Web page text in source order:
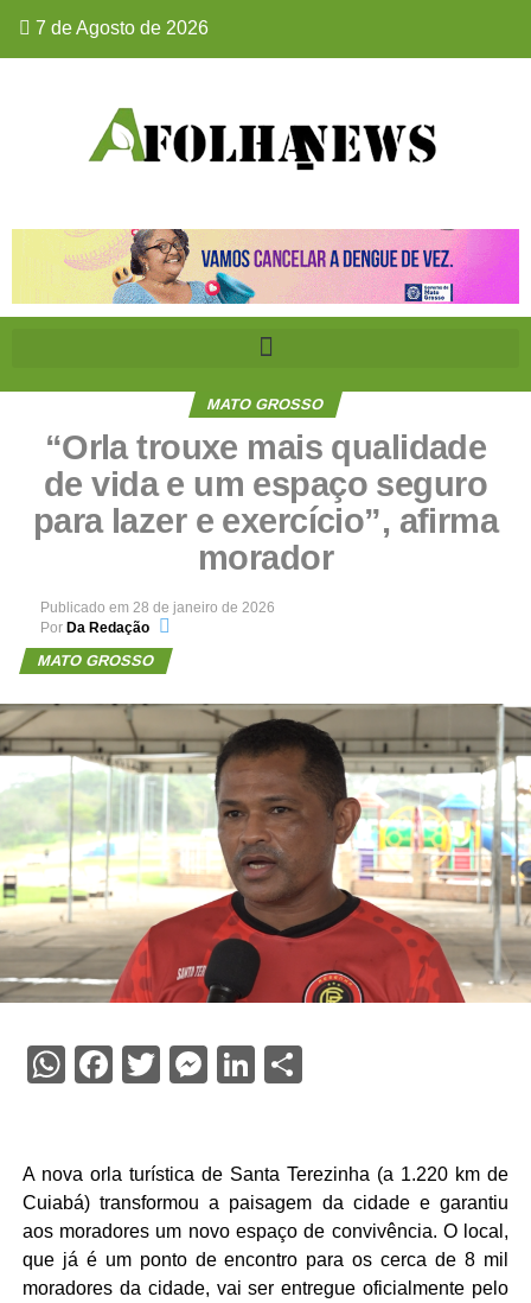
7 de Agosto de 2026
MATO GROSSO
“Orla trouxe mais qualidade
de vida e um espaço seguro
para lazer e exercício”, afirma
morador
Publicado em 28 de janeiro de 2026
Por Da Redação
MATO GROSSO
WhatsApp
Facebook
TwitterMessenger
LinkedIn
A nova orla turística de Santa Terezinha (a 1.220 km de
Cuiabá) transformou a paisagem da cidade e garantiu
aos moradores um novo espaço de convivência. O local,
que já é um ponto de encontro para os cerca de 8 mil
moradores da cidade, vai ser entregue oficialmente pelo